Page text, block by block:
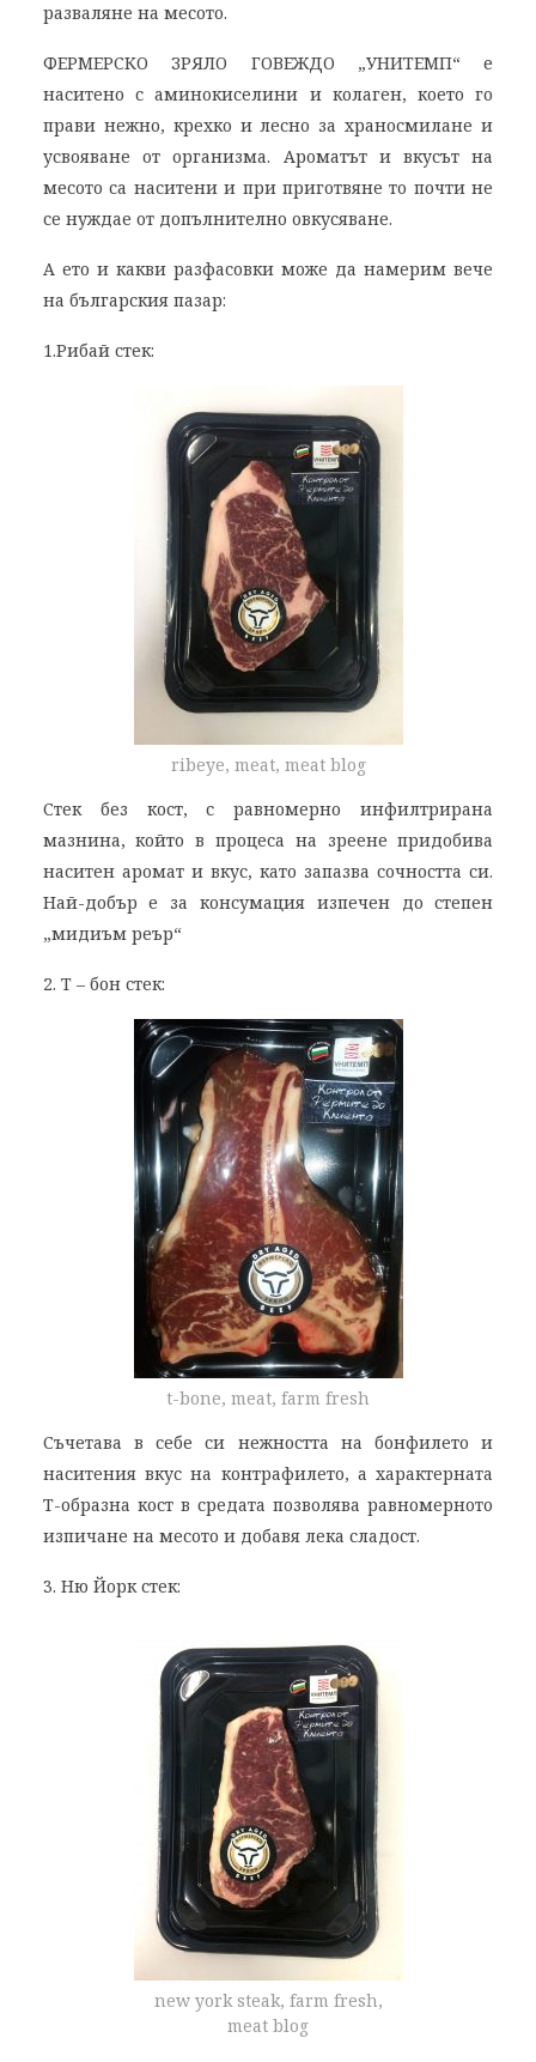
разваляне на месото.
ФЕРМЕРСКО ЗРЯЛО ГОВЕЖДО „УНИТЕМП“ е
наситено с аминокиселини и колаген, което го
прави нежно, крехко и лесно за храносмилане и
усвояване от организма. Ароматът и вкусът на
месото са наситени и при приготвяне то почти не
се нуждае от допълнително овкусяване.
А ето и какви разфасовки може да намерим вече
на българския пазар:
1.Рибай стек:
ribeye, meat, meat blog
Стек без кост, с равномерно инфилтрирана
мазнина, който в процеса на зреене придобива
наситен аромат и вкус, като запазва сочността си.
Най-добър е за консумация изпечен до степен
„мидиъм реър“
2. Т – бон стек:
t-bone, meat, farm fresh
Съчетава в себе си нежността на бонфилето и
наситения вкус на контрафилето, а характерната
Т-образна кост в средата позволява равномерното
изпичане на месото и добавя лека сладост.
3. Ню Йорк стек:
new york steak, farm fresh,
meat blog